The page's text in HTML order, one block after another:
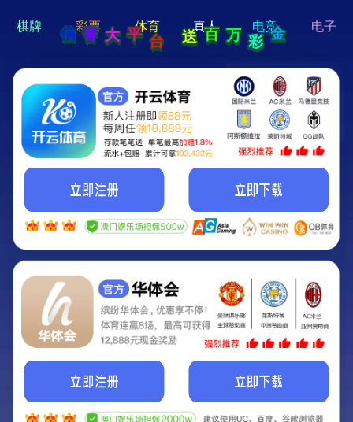
hi 💗
Hey Guys!
我们即将上线啦...
我们的网站正在建设.
它将是非常棒的网站.